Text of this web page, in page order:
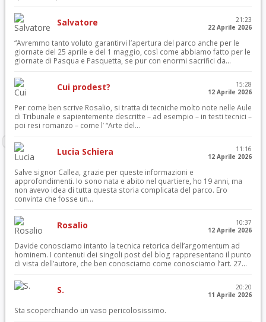
Salvatore
21:23
22 Aprile 2026
“Avremmo tanto voluto garantirvi l’apertura del parco anche per le
giornate del 25 aprile e del 1 maggio, così come abbiamo fatto per le
giornate di Pasqua e Pasquetta, se pur con enormi sacrifici da...
Cui prodest?
15:28
12 Aprile 2026
Per come ben scrive Rosalio, si tratta di tecniche molto note nelle Aule
di Tribunale e sapientemente descritte – ad esempio – in testi tecnici –
poi resi romanzo – come l’ “Arte del...
Lucia Schiera
11:16
12 Aprile 2026
Salve signor Callea, grazie per queste informazioni e
approfondimenti. Io sono nata e abito nel quartiere, ho 19 anni, ma
non avevo idea di tutta questa storia complicata del parco. Ero
convinta che fosse un...
Rosalio
10:37
12 Aprile 2026
Davide conosciamo intanto la tecnica retorica dell’argomentum ad
hominem. I contenuti dei singoli post del blog rappresentano il punto
di vista dell’autore, che ben conosciamo come conosciamo l’art. 27...
S.
20:20
11 Aprile 2026
Sta scoperchiando un vaso pericolosissimo.